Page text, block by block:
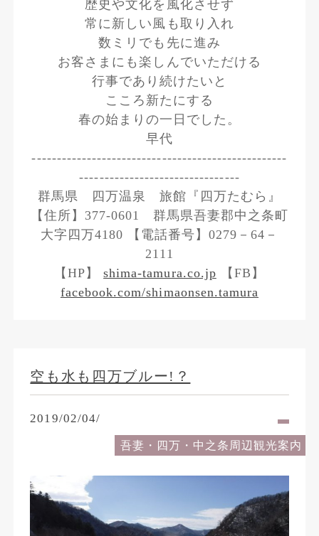
歴史や文化を風化させず
常に新しい風も取り入れ
数ミリでも先に進み
お客さまにも楽しんでいただける
行事であり続けたいと
こころ新たにする
春の始まりの一日でした。
早代
---------------------------------------------------
--------------------------------
群馬県 四万温泉 旅館『四万たむら』
【住所】377-0601 群馬県吾妻郡中之条町
大字四万4180 【電話番号】0279－64－
2111
【HP】shima-tamura.co.jp 【FB】
facebook.com/shimaonsen.tamura
空も水も四万ブルー!？
2019/02/04/
吾妻・四万・中之条周辺観光案内